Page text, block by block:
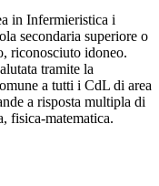
in Infermieristica i
secondaria superiore o
riconosciuto idoneo.
tramite la
a tutti i CdL di area
a risposta multipla di
fisica-matematica.